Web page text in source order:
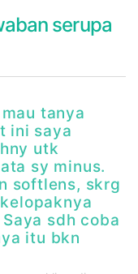
serupa
tanya
ini saya
utk
sy minus.
softlens, skrg
sdh coba
itu bkn